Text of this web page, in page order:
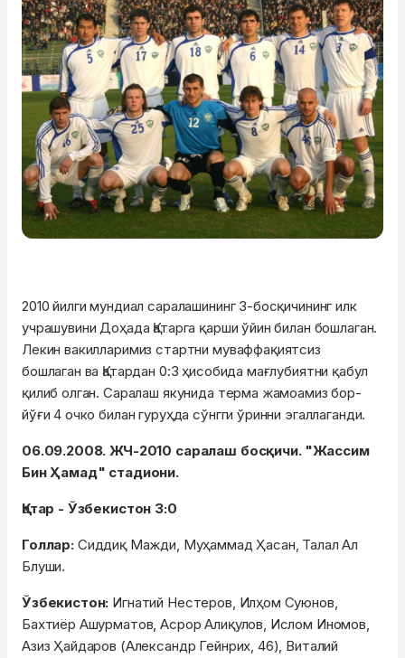
2010 йилги мундиал саралашининг 3-босқичининг илк
учрашувини Доҳада Қатарга қарши ўйин билан бошлаган.
Лекин вакилларимиз стартни муваффақиятсиз
бошлаган ва Қатардан 0:3 ҳисобида мағлубиятни қабул
қилиб олган. Саралаш якунида терма жамоамиз бор-
йўғи 4 очко билан гуруҳда сўнгги ўринни эгаллаганди.
06.09.2008. ЖЧ-2010 саралаш босқичи. "Жассим
Бин Ҳамад" стадиони.
Қатар - Ўзбекистон 3:0
Голлар: Сиддиқ Мажди, Муҳаммад Ҳасан, Талал Ал
Блуши.
Ўзбекистон: Игнатий Нестеров, Илҳом Суюнов,
Бахтиёр Ашурматов, Асрор Алиқулов, Ислом Иномов,
Азиз Ҳайдаров (Александр Гейнрих, 46), Виталий